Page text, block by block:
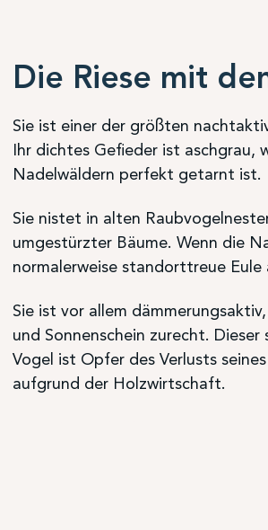
Die Riese mit
Sie ist einer der größten
Ihr dichtes Gefieder ist aschgrau,
Nadelwäldern perfekt getarnt ist.
Sie nistet in alten
umgestürzter Bäume. Wenn die
normalerweise standorttreue Eule
Sie ist vor allem
und Sonnenschein zurecht.
Vogel ist Opfer des Verlusts
aufgrund der Holzwirtschaft.